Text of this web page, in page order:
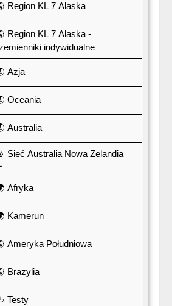
Region KL 7 Alaska
Region KL 7 Alaska -
indywidualne
Azja
Oceania
Australia
Sieć Australia Nowa Zelandia
Afryka
Kamerun
Ameryka Południowa
Brazylia
Testy